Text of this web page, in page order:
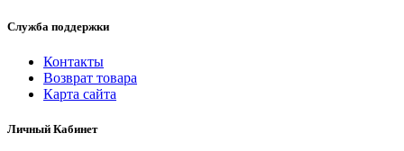
Служба поддержки
Контакты
Возврат товара
Карта сайта
Личный Кабинет